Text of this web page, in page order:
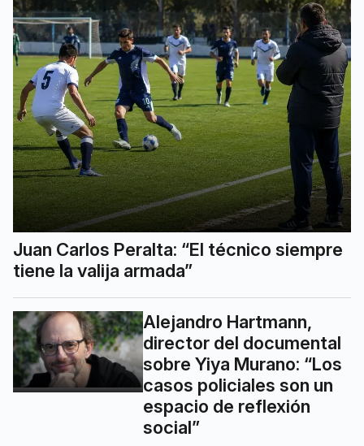
Juan Carlos Peralta: “El técnico siempre
tiene la valija armada”
Alejandro Hartmann,
director del documental
sobre Yiya Murano: “Los
casos policiales son un
espacio de reflexión
social”